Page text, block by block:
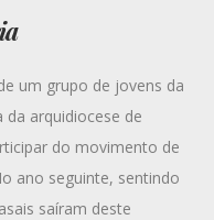
um grupo de jovens da
da arquidiocese de
do movimento de
ano seguinte, sentindo
saíram deste